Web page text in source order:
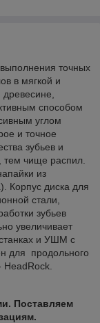
точных
в мягкой и
способом
углом
и точное
зубьев и
чище распил.
из
Корпус диска для
стали,
зубьев
увеличивает
и УШМ с
для продольного
Поставляем